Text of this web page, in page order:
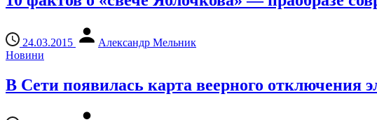
24.03.2015
Александр Мельник
Новини
В Сети появилась карта веерного отключения